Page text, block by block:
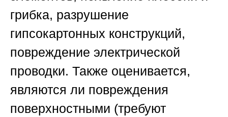
грибка, разрушение
гипсокартонных конструкций,
повреждение электрической
проводки. Также оценивается,
являются ли повреждения
поверхностными (требуют